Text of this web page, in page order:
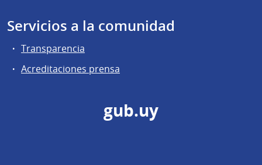
Servicios a la comunidad
Transparencia
Acreditaciones prensa
gub.uy